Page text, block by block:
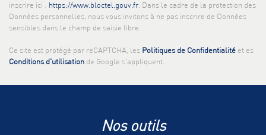
Taxe foncière
21,34 %
Habitants de moins de 25 ans
Habitants de 25 à 55 ans
39,08 %
Habitants de plus de 55 ans
Nombre d'enfants par famille
0,86
Familles avec 1 ou 2 enfants
inscrire ici : https://www.bloctel.gouv.fr . Dans le cadre de la protection des
Données personnelles, nous vous invitons à ne pas inscrire de Données
sensibles dans le champ de saisie libre.
Ce site est protégé par reCAPTCHA, les Politiques de Confidentialité et es
Conditions d'utilisation de Google s'appliquent.
nos outils